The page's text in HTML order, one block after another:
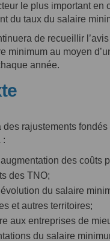
le plus important en
du taux du salaire
de recueillir
minimum au moyen
année.
des rajustements fondés
:
des coûts
des TNO;
du salaire
et autres territoires;
aux entreprises de
du salaire